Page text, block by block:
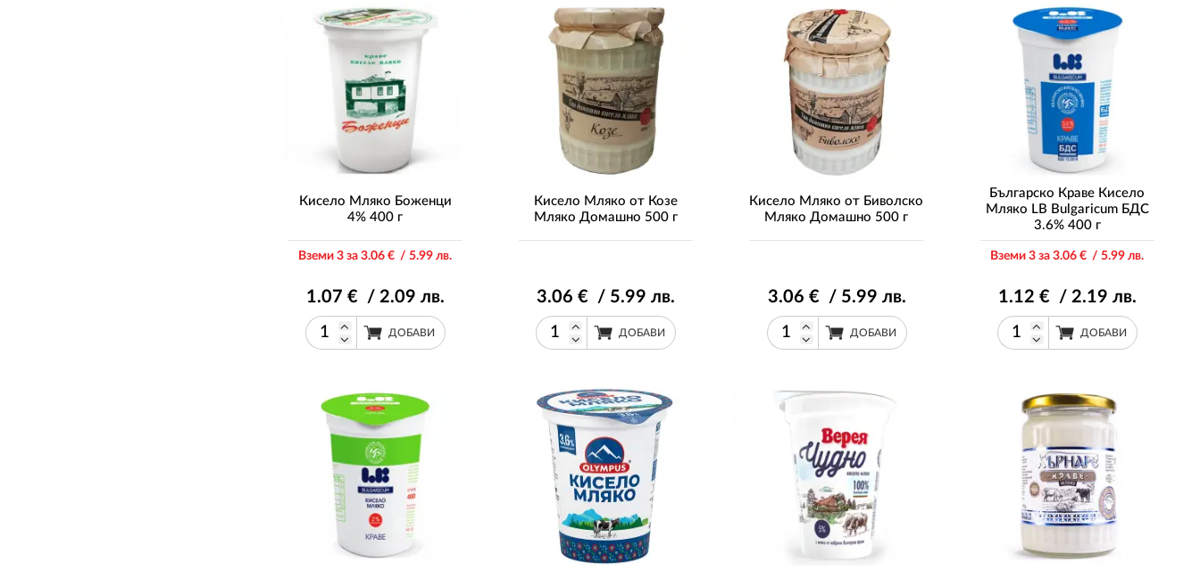
Кисело Мляко Боженци
4% 400 г
Вземи 3 за 3.06 € / 5.99 лв.
1.07 € / 2.09 лв.
ДОБАВИ
Кисело Мляко от Козе
Мляко Домашно 500 г
3.06 € / 5.99 лв.
ДОБАВИ
Кисело Мляко от Биволско
Мляко Домашно 500 г
3.06 € / 5.99 лв.
ДОБАВИ
Българско Краве Кисело
Мляко LB Bulgaricum БДС
3.6% 400 г
Вземи 3 за 3.06 € / 5.99 лв.
1.12 € / 2.19 лв.
ДОБАВИ